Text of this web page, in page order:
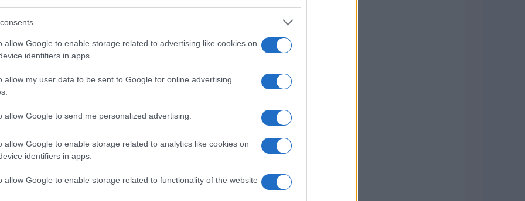
allow Google to enable storage related to advertising like cookies on
identifiers in apps.
allow my user data to be sent to Google for online advertising
allow Google to send me personalized advertising.
allow Google to enable storage related to analytics like cookies on
identifiers in apps.
allow Google to enable storage related to functionality of the website
rilassato sono molteplici. Palermo, ad
il tempo sembra fermarsi. Qui, tra le strade
in un viaggio sensoriale, assaporando la
senza fretta. La Cattedrale
un’esperienza autentica, lontana dai circuiti
al JOMO è Siviglia. Questa città spagnola,
accogliente, invita a lunghe passeggiate
all’aperto. La siesta, tradizione locale,
permettendo di assaporare appieno il ritmo